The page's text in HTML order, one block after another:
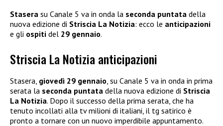
Stasera su Canale 5 va in onda la seconda puntata della
nuova edizione di Striscia La Notizia: ecco le anticipazioni
e gli ospiti del 29 gennaio.
Striscia La Notizia anticipazioni
Stasera, giovedì 29 gennaio , su Canale 5 va in onda in prima
serata la seconda puntata della nuova edizione di Striscia
La Notizia. Dopo il successo della prima serata, che ha
tenuto incollati alla tv milioni di italiani, il tg satirico è
pronto a tornare con un nuovo imperdibile appuntamento.